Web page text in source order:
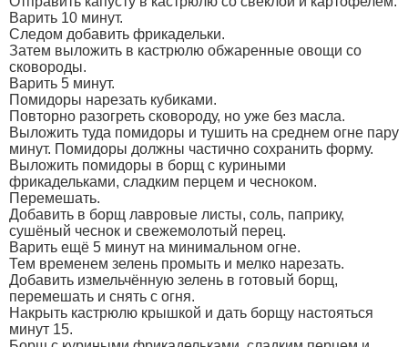
Варить 10 минут.
Следом добавить фрикадельки.
Затем выложить в кастрюлю обжаренные овощи со
сковороды.
Варить 5 минут.
Помидоры нарезать кубиками.
Повторно разогреть сковороду, но уже без масла.
Выложить туда помидоры и тушить на среднем огне пару
минут. Помидоры должны частично сохранить форму.
Выложить помидоры в борщ с куриными
фрикадельками, сладким перцем и чесноком.
Перемешать.
Добавить в борщ лавровые листы, соль, паприку,
сушёный чеснок и свежемолотый перец.
Варить ещё 5 минут на минимальном огне.
Тем временем зелень промыть и мелко нарезать.
Добавить измельчённую зелень в готовый борщ,
перемешать и снять с огня.
Накрыть кастрюлю крышкой и дать борщу настояться
минут 15.